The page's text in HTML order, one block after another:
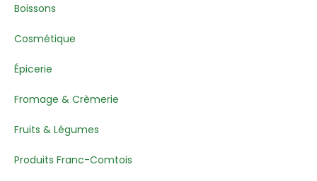
Boissons
Cosmétique
Épicerie
Fromage & Crèmerie
Fruits & Légumes
Produits Franc-Comtois